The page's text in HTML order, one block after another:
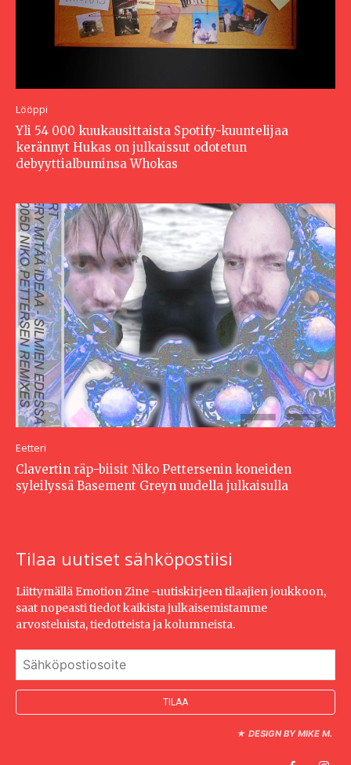
Lööppi
Yli 54 000 kuukausittaista Spotify-kuuntelijaa
kerännyt Hukas on julkaissut odotetun
debyyttialbuminsa Whokas
Eetteri
Clavertin räp-biisit Niko Pettersenin koneiden
syleilyssä Basement Greyn uudella julkaisulla
Tilaa uutiset sähköpostiisi
Liittymällä Emotion Zine -uutiskirjeen tilaajien joukkoon,
saat nopeasti tiedot kaikista julkaisemistamme
arvosteluista, tiedotteista ja kolumneista.
★ DESIGN BY MIKE M.